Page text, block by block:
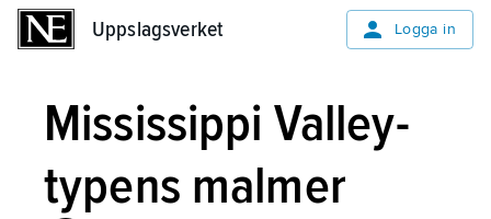
Uppslagsverket Logga in
Mississippi Valley-
typens malmer